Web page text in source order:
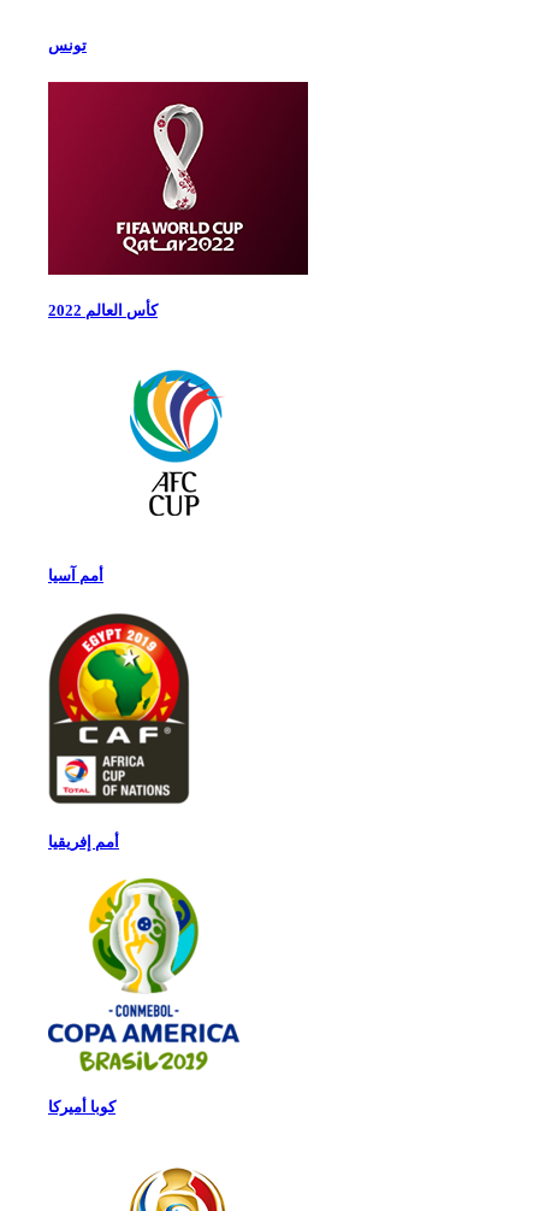
تونس
كأس العالم 2022
أمم آسيا
أمم إفريقيا
كوبا أميركا